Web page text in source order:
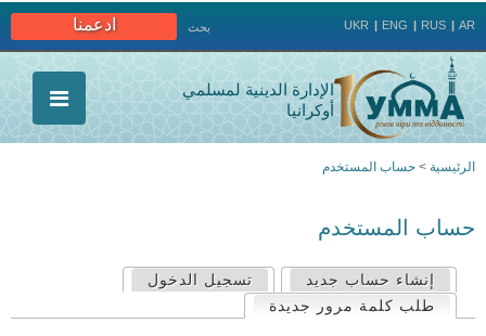
ادعمنا بحث UKR ENG RUS AR
الإدارة الدينية لمسلمي
أوكرانيا
الرئيسية > حساب المستخدم
حساب المستخدم
إنشاء حساب جديد
تسجيل الدخول
طلب كلمة مرور جديدة